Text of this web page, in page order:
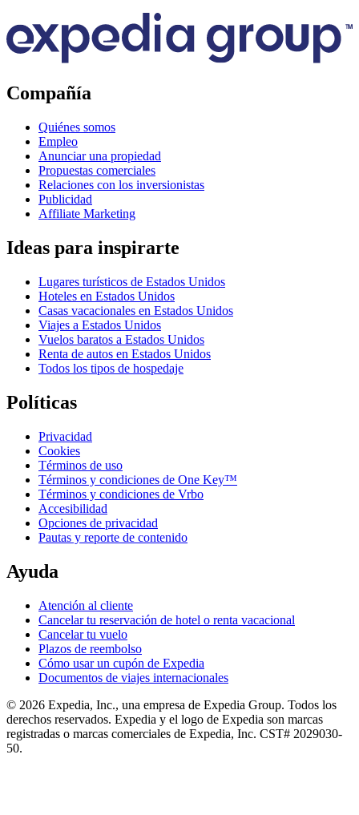
Compañía
Quiénes somos
Empleo
Anunciar una propiedad
Propuestas comerciales
Relaciones con los inversionistas
Publicidad
Affiliate Marketing
Ideas para inspirarte
Lugares turísticos de Estados Unidos
Hoteles en Estados Unidos
Casas vacacionales en Estados Unidos
Viajes a Estados Unidos
Vuelos baratos a Estados Unidos
Renta de autos en Estados Unidos
Todos los tipos de hospedaje
Políticas
Privacidad
Cookies
Términos de uso
Términos y condiciones de One Key™
Términos y condiciones de Vrbo
Accesibilidad
Opciones de privacidad
Pautas y reporte de contenido
Ayuda
Atención al cliente
Cancelar tu reservación de hotel o renta vacacional
Cancelar tu vuelo
Plazos de reembolso
Cómo usar un cupón de Expedia
Documentos de viajes internacionales
© 2026 Expedia, Inc., una empresa de Expedia Group. Todos los
derechos reservados. Expedia y el logo de Expedia son marcas
registradas o marcas comerciales de Expedia, Inc. CST# 2029030-
50.